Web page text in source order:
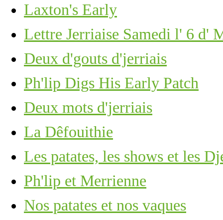
Laxton's Early
Lettre Jerriaise Samedi l' 6 d'
Deux d'gouts d'jerriais
Ph'lip Digs His Early Patch
Deux mots d'jerriais
La Dêfouithie
Les patates, les shows et les
Ph'lip et Merrienne
Nos patates et nos vaques